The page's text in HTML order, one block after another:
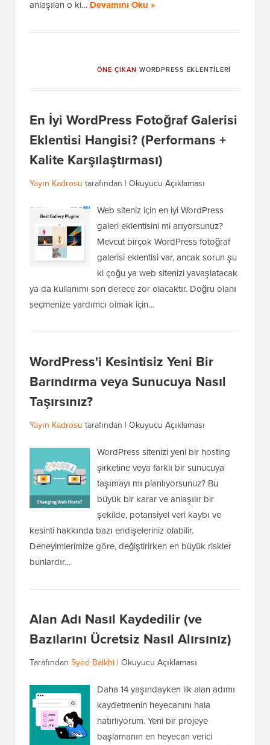
anlaşılan o ki… Devamını Oku »
ÖNE ÇIKAN WORDPRESS EKLENTILERI
En İyi WordPress Fotoğraf Galerisi
Eklentisi Hangisi? (Performans +
Kalite Karşılaştırması)
Yayın Kadrosu tarafından | Okuyucu Açıklaması
Web siteniz için en iyi WordPress
galeri eklentisini mi arıyorsunuz?
Mevcut birçok WordPress fotoğraf
galerisi eklentisi var, ancak sorun şu
ki çoğu ya web sitenizi yavaşlatacak
ya da kullanımı son derece zor olacaktır. Doğru olanı
seçmenize yardımcı olmak için…
WordPress'i Kesintisiz Yeni Bir
Barındırma veya Sunucuya Nasıl
Taşırsınız?
Yayın Kadrosu tarafından | Okuyucu Açıklaması
WordPress sitenizi yeni bir hosting
şirketine veya farklı bir sunucuya
taşımayı mı planlıyorsunuz? Bu
büyük bir karar ve anlaşılır bir
şekilde, potansiyel veri kaybı ve
kesinti hakkında bazı endişeleriniz olabilir.
Deneyimlerimize göre, değiştirirken en büyük riskler
bunlardır…
Alan Adı Nasıl Kaydedilir (ve
Bazılarını Ücretsiz Nasıl Alırsınız)
Tarafından Syed Balkhi | Okuyucu Açıklaması
Daha 14 yaşındayken ilk alan adımı
kaydetmenin heyecanını hala
hatırlıyorum. Yeni bir projeye
başlamanın en heyecan verici